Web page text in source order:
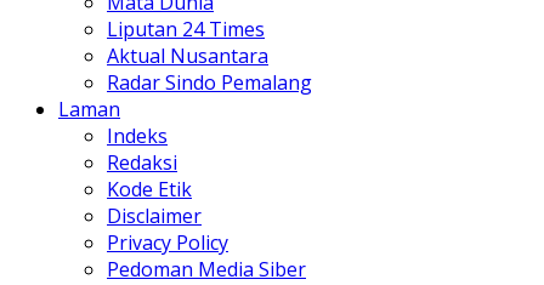
Liputan 24 Times
Aktual Nusantara
Radar Sindo Pemalang
Laman
Indeks
Redaksi
Kode Etik
Disclaimer
Privacy Policy
Pedoman Media Siber